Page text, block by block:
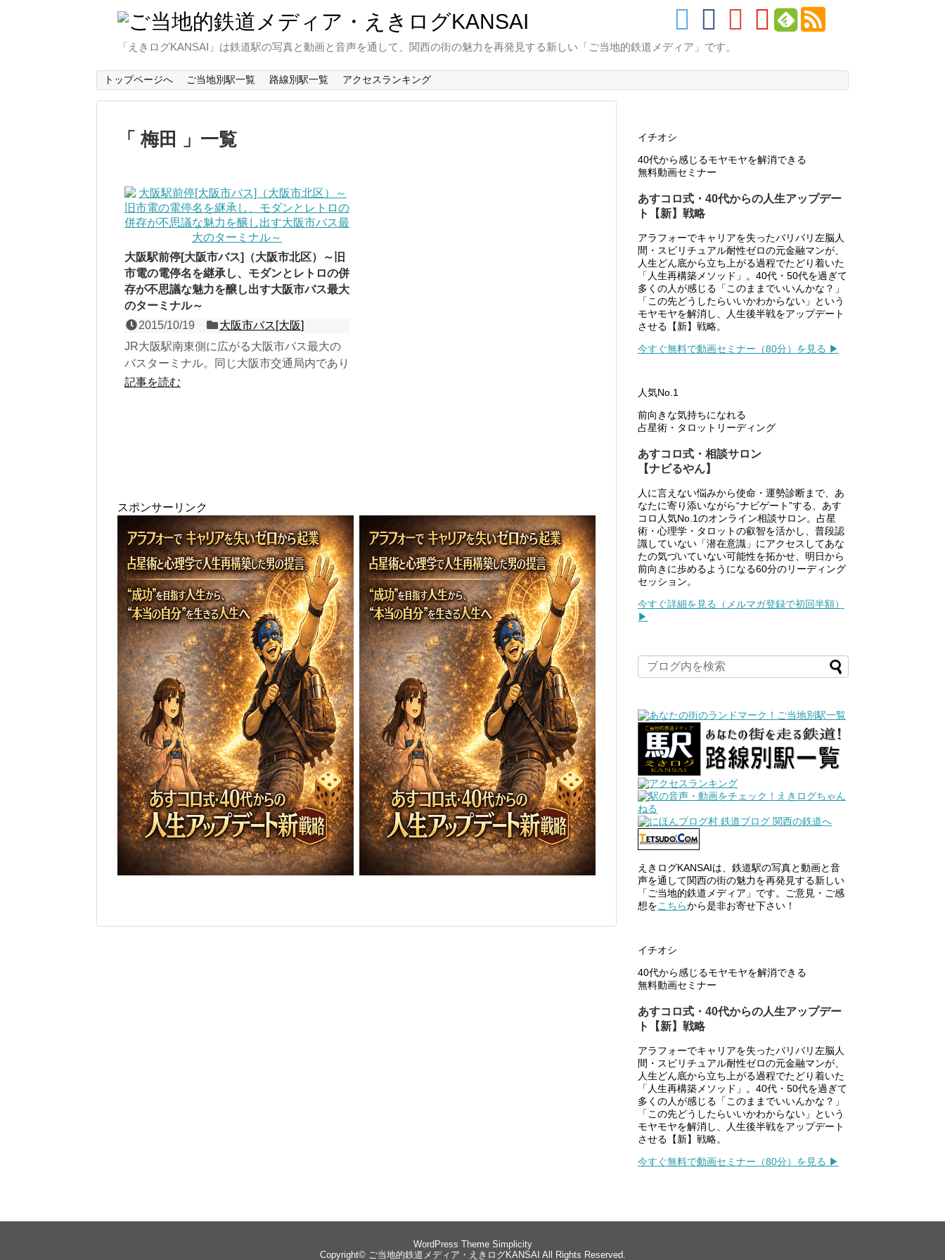
「えきログKANSAI」は鉄道駅の写真と動画と音声を通して、関西の街の魅力を再発見する新しい「ご当地的鉄道メディア」です。
トップページへ ご当地別駅一覧 路線別駅一覧 アクセスランキング
梅田 一覧
大阪駅前停[大阪市バス]（大阪市北区）～旧
市電の電停名を継承し、モダンとレトロの併
存が不思議な魅力を醸し出す大阪市バス最大
のターミナル～
2015/10/19
大阪市バス[大阪]
JR大阪駅南東側に広がる大阪市バス最大の
バスターミナル。同じ大阪市交通局内であり
ながら、「梅田」を名乗る地下鉄とは平仄を
記事を読む
スポンサーリンク
イチオシ
40代から感じるモヤモヤを解消できる
無料動画セミナー
あすコロ式・40代からの人生アップデー
ト【新】戦略
アラフォーでキャリアを失ったバリバリ左脳人
間・スピリチュアル耐性ゼロの元金融マンが、
人生どん底から立ち上がる過程でたどり着いた
「人生再構築メソッド」。40代・50代を過ぎて
多くの人が感じる「このままでいいんかな？」
「この先どうしたらいいかわからない」という
モヤモヤを解消し、人生後半戦をアップデート
させる【新】戦略。
今すぐ無料で動画セミナー（80分）を見る ▶
人気No.1
前向きな気持ちになれる
占星術・タロットリーディング
あすコロ式・相談サロン
【ナビるやん】
人に言えない悩みから使命・運勢診断まで、あ
なたに寄り添いながら“ナビゲート”する、あす
コロ人気No.1のオンライン相談サロン。占星
術・心理学・タロットの叡智を活かし、普段認
識していない「潜在意識」にアクセスしてあな
たの気づいていない可能性を拓かせ、明日から
前向きに歩めるようになる60分のリーディング
セッション。
今すぐ詳細を見る（メルマガ登録で初回半額）
▶
えきログKANSAIは、鉄道駅の写真と動画と音
声を通して関西の街の魅力を再発見する新しい
「ご当地的鉄道メディア」です。ご意見・ご感
想をこちらから是非お寄せ下さい！
イチオシ
40代から感じるモヤモヤを解消できる
無料動画セミナー
あすコロ式・40代からの人生アップデー
ト【新】戦略
アラフォーでキャリアを失ったバリバリ左脳人
間・スピリチュアル耐性ゼロの元金融マンが、
人生どん底から立ち上がる過程でたどり着いた
「人生再構築メソッド」。40代・50代を過ぎて
多くの人が感じる「このままでいいんかな？」
「この先どうしたらいいかわからない」という
モヤモヤを解消し、人生後半戦をアップデート
させる【新】戦略。
今すぐ無料で動画セミナー（80分）を見る ▶
WordPress Theme Simplicity
Copyright© ご当地的鉄道メディア・えきログKANSAI All Rights Reserved.